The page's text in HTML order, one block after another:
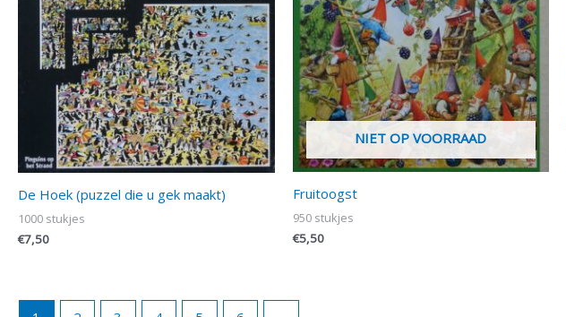
De Hoek (puzzel die u gek maakt)
1000 stukjes
€7,50
NIET OP VOORRAAD
Fruitoogst
950 stukjes
€5,50